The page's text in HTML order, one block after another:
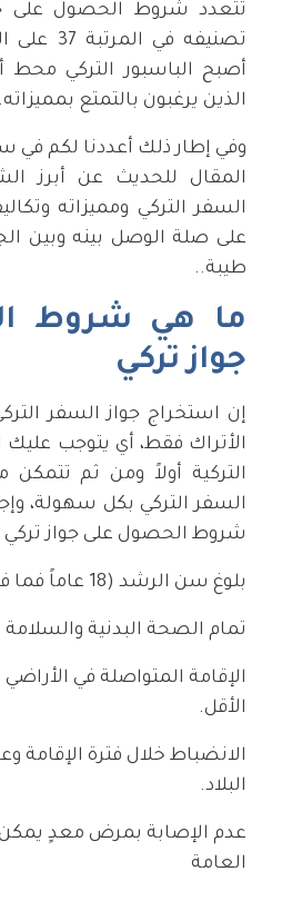
تتعدد شروط الحصول على
تصنيفه
أصبح الباسبور التركي محط
الذين يرغبون بالتمتع بمميزاته.
وفي إطار ذلك أعددنا لكم في
المقال للحديث عن أبرز
السفر التركي ومميزاته
على صلة الوصل بينه وبين
طيبة..
ما هي شروط
جواز تركي
إن استخراج جواز السفر
الأتراك فقط، أي يتوجب
التركية أولاً ومن ثم
السفر التركي بكل سهولة،
شروط الحصول على جواز تركي
بلوغ سن الرشد (18 عاماً فما فوق).
تمام الصحة البدنية والسلامة
الأقل.
الانضباط خلال فترة الإقامة
البلاد.
عدم الإصابة بمرض معدٍ
العامة